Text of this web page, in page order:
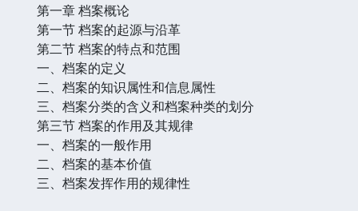
第一章 档案概论
第一节 档案的起源与沿革
第二节 档案的特点和范围
一、档案的定义
二、档案的知识属性和信息属性
三、档案分类的含义和档案种类的划分
第三节 档案的作用及其规律
一、档案的一般作用
二、档案的基本价值
三、档案发挥作用的规律性